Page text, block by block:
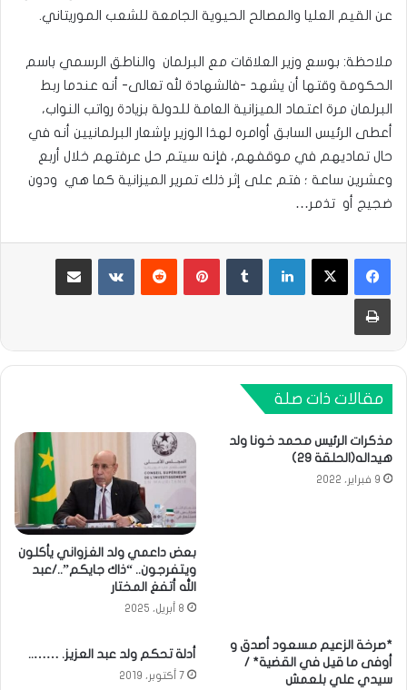
عن القيم العليا والمصالح الحيوية الجامعة للشعب الموريتاني.
ملاحظة: بوسع وزير العلاقات مع البرلمان والناطق الرسمي باسم
الحكومة وقتها أن يشهد -فالشهادة لله تعالى- أنه عندما ربط
البرلمان مرة اعتماد الميزانية العامة للدولة بزيادة رواتب النواب،
أعطى الرئيس السابق أوامره لهذا الوزير بإشعار البرلمانيين أنه في
حال تماديهم في موقفهم، فإنه سيتم حل عرفتهم خلال أربع
وعشرين ساعة ؛ فتم على إثر ذلك تمرير الميزانية كما هي ودون
ضجيج أو تذمر…
لينكدإن بينتيريست مشاركة عبر البريد
طباعة
مقالات ذات صلة
مذكرات الرئيس محمد خونا ولد
هيداله(الحلقة 29)
9 فبراير، 2022
بعض داعمي ولد الغزواني يأكلون
ويتفرجون.. “ذاك جايكم”../عبد
الله أتفغ المختار
8 أبريل، 2025
*صرخة الزعيم مسعود أصدق و
أوفى ما قيل في القضية* /
سيدي علي بلعمش
أدلة تحكم ولد عبد العزيز. ……..
7 أكتوبر، 2019